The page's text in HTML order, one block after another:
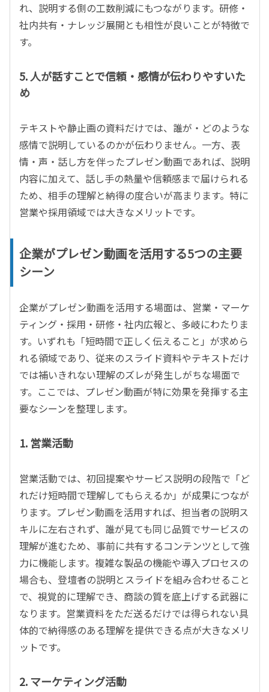
れ、説明する側の工数削減にもつながります。研修・
社内共有・ナレッジ展開とも相性が良いことが特徴で
す。
5. 人が話すことで信頼・感情が伝わりやすいた
め
テキストや静止画の資料だけでは、誰が・どのような
感情で説明しているのかが伝わりません。一方、表
情・声・話し方を伴ったプレゼン動画であれば、説明
内容に加えて、話し手の熱量や信頼感まで届けられる
ため、相手の理解と納得の度合いが高まります。特に
営業や採用領域では大きなメリットです。
企業がプレゼン動画を活用する5つの主要
シーン
企業がプレゼン動画を活用する場面は、営業・マーケ
ティング・採用・研修・社内広報と、多岐にわたりま
す。いずれも「短時間で正しく伝えること」が求めら
れる領域であり、従来のスライド資料やテキストだけ
では補いきれない理解のズレが発生しがちな場面で
す。ここでは、プレゼン動画が特に効果を発揮する主
要なシーンを整理します。
1.営業活動
営業活動では、初回提案やサービス説明の段階で「ど
れだけ短時間で理解してもらえるか」が成果につなが
ります。プレゼン動画を活用すれば、担当者の説明ス
キルに左右されず、誰が見ても同じ品質でサービスの
理解が進むため、事前に共有するコンテンツとして強
力に機能します。複雑な製品の機能や導入プロセスの
場合も、登壇者の説明とスライドを組み合わせること
で、視覚的に理解でき、商談の質を底上げする武器に
なります。営業資料をただ送るだけでは得られない具
体的で納得感のある理解を提供できる点が大きなメリ
ットです。
2.マーケティング活動